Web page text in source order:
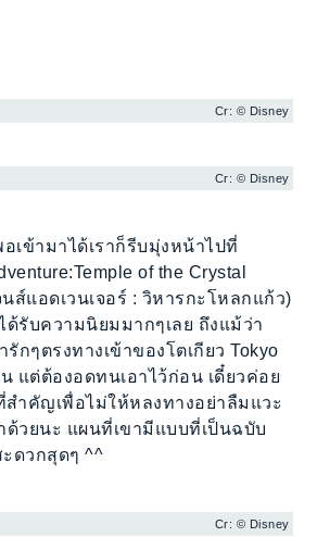
Cr: © Disney
Cr: © Disney
เข้ามาได้เราก็รีบมุ่งหน้าไปที่
of the Crystal
ส์แอดเวนเจอร์ : วิหารกะโหลกแก้ว)
ด้รับความนิยมมากๆเลย ถึงแม้ว่า
กๆตรงทางเข้าของโตเกียว Tokyo
แต่ต้องอดทนเอาไว้ก่อน เดี๋ยวค่อย
ำคัญเพื่อไม่ให้หลงทางอย่าลืมแวะ
ด้วยนะ แผนที่เขามีแบบที่เป็นฉบับ
ดวกสุดๆ ^^
Cr: © Disney